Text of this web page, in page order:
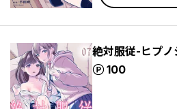
絶対服従-ヒプ
100
ポイント